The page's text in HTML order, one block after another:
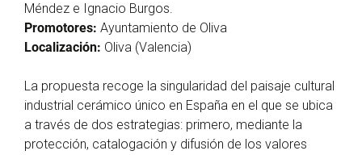
Méndez e Ignacio Burgos.
Promotores: Ayuntamiento de Oliva
Localización: Oliva (Valencia)
La propuesta recoge la singularidad del paisaje cultural
industrial cerámico único en España en el que se ubica
a través de dos estrategias: primero, mediante la
protección, catalogación y difusión de los valores